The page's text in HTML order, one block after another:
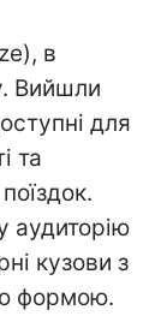
в
Вийшли
для
та
аудиторію
кузови з
формою.